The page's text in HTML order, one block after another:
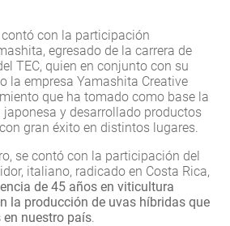
con la participación
egresado de la carrera de
TEC, quien en conjunto con su
la empresa Yamashita Creative
que ha tomado como base la
y desarrollado productos
gran éxito en distintos lugares.
se contó con la participación del
italiano, radicado en Costa Rica,
de 45 años en viticultura
la producción de uvas híbridas que
nuestro país.